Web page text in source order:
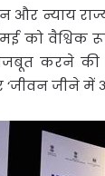
और न्याय
को वैश्विक
करने की
जीने में